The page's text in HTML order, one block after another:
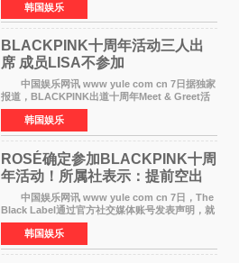
勋与金奎彬于去年3月与H2H A-NA一起被选为
《音乐中心》MC，约1
韩国娱乐
BLACKPINK十周年活动三人出
席 成员LISA不参加
中国娱乐网讯 www yule com cn 7日据独家
报道，BLACKPINK出道十周年Meet & Greet活
动将由智秀、ROS&Eacute;、JENNIE出席，
LISA将缺席。 此前BLACKPINK所属社YG并
未为组合出道十周年做
韩国娱乐
ROSÉ确定参加BLACKPINK十周
年活动！所属社表示：提前空出
了时间
中国娱乐网讯 www yule com cn 7日，The
Black Label通过官方社交媒体账号发表声明，就
近期网络上关于ROS&Eacute;个人行程及是否参
加BLACKPINK出道纪念活动的种种猜测作出正
式回应。 Th
韩国娱乐